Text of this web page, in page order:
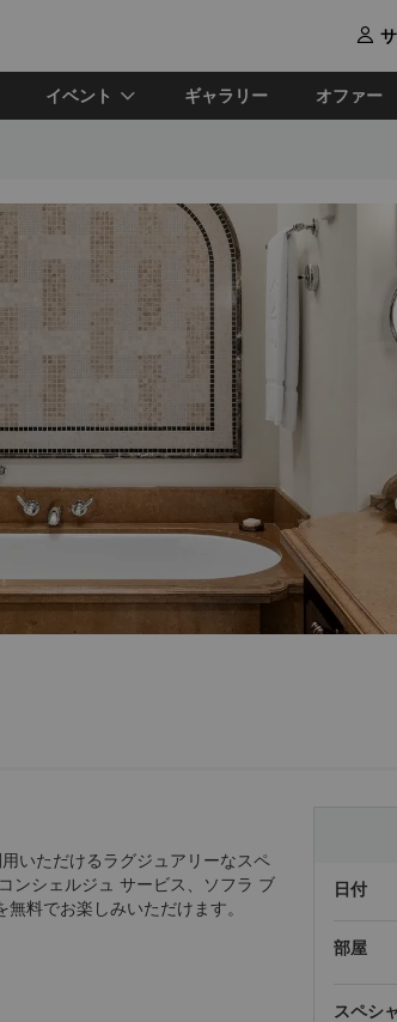

イベント ギャラリー オファー
いただけるラグジュアリーなスペ
ンシェルジュ サービス、ソフラ ブ
料でお楽しみいただけます。
日付
部屋
スペシ